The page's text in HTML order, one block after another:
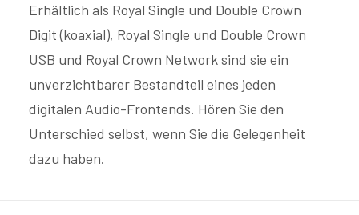
Erhältlich als Royal Single und Double Crown
Digit (koaxial), Royal Single und Double Crown
USB und Royal Crown Network sind sie ein
unverzichtbarer Bestandteil eines jeden
digitalen Audio-Frontends. Hören Sie den
Unterschied selbst, wenn Sie die Gelegenheit
dazu haben.